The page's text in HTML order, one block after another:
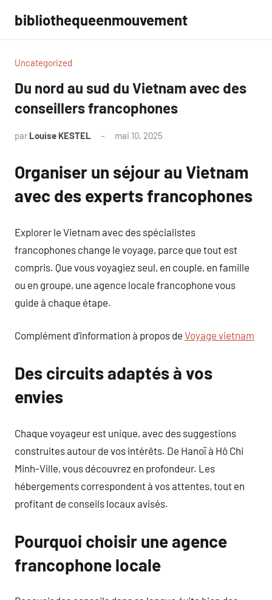
contenu
bibliothequeenmouvement
Uncategorized
Du nord au sud du Vietnam avec des
conseillers francophones
par Louise KESTEL mai 10, 2025
Organiser un séjour au Vietnam
avec des experts francophones
Explorer le Vietnam avec des spécialistes
francophones change le voyage, parce que tout est
compris. Que vous voyagiez seul, en couple, en famille
ou en groupe, une agence locale francophone vous
guide à chaque étape.
Complément d’information à propos de Voyage vietnam
Des circuits adaptés à vos
envies
Chaque voyageur est unique, avec des suggestions
construites autour de vos intérêts. De Hanoï à Hô Chi
Minh-Ville, vous découvrez en profondeur. Les
hébergements correspondent à vos attentes, tout en
profitant de conseils locaux avisés.
Pourquoi choisir une agence
francophone locale